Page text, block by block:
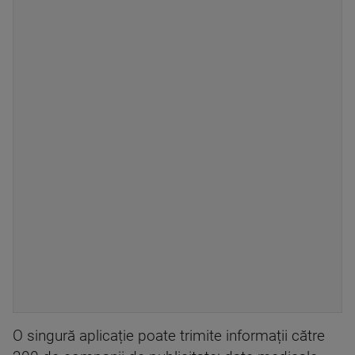
O singură aplicație poate trimite informații către